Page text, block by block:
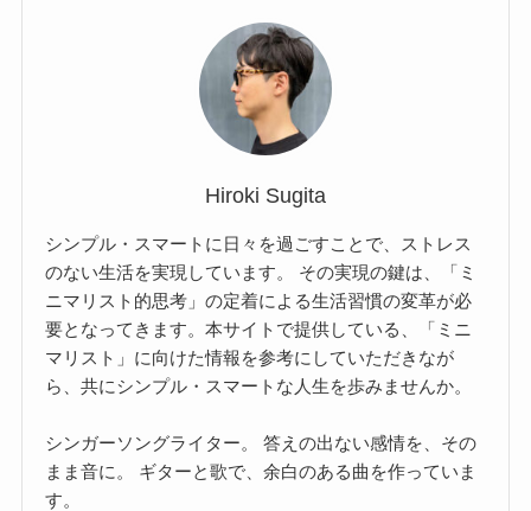
Hiroki Sugita
シンプル・スマートに日々を過ごすことで、ストレス
のない生活を実現しています。 その実現の鍵は、「ミ
ニマリスト的思考」の定着による生活習慣の変革が必
要となってきます。本サイトで提供している、「ミニ
マリスト」に向けた情報を参考にしていただきなが
ら、共にシンプル・スマートな人生を歩みませんか。
シンガーソングライター。 答えの出ない感情を、その
まま音に。 ギターと歌で、余白のある曲を作っていま
す。